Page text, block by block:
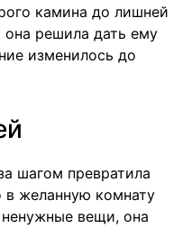
камина до лишней
она решила дать ему
изменилось до
шагом превратила
в желанную комнату
ненужные вещи, она